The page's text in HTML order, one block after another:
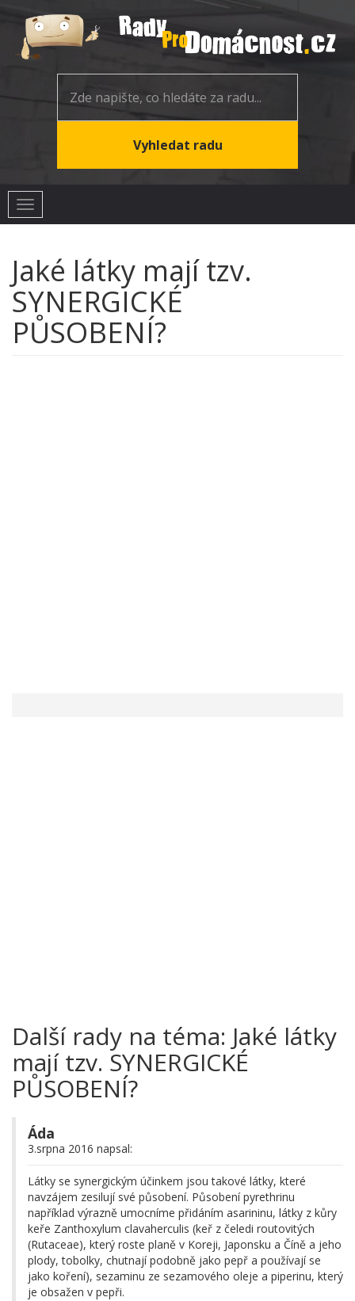
Toggle
navigation
Jaké látky mají tzv.
SYNERGICKÉ
PŮSOBENÍ?
Další rady na téma: Jaké látky
mají tzv. SYNERGICKÉ
PŮSOBENÍ?
Áda
3.srpna 2016 napsal:
Látky se synergickým účinkem jsou takové látky, které
navzájem zesilují své působení. Působení pyrethrinu
například výrazně umocníme přidáním asarininu, látky z kůry
keře Zanthoxylum clavaherculis (keř z čeledi routovitých
(Rutaceae), který roste planě v Koreji, Japonsku a Číně a jeho
plody, tobolky, chutnají podobně jako pepř a používají se
jako koření), sezaminu ze sezamového oleje a piperinu, který
je obsažen v pepři.